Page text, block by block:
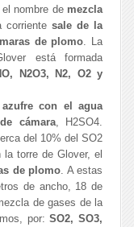
nombre de mezcla
corriente sale de la
de plomo . La
está formada
N2O3, N2, O2 y
con el agua
cámara, H2SO4.
del 10% del SO2
torre de Glover, el
de plomo . A estas
de ancho, 18 de
de gases de la
por:SO2, SO3,